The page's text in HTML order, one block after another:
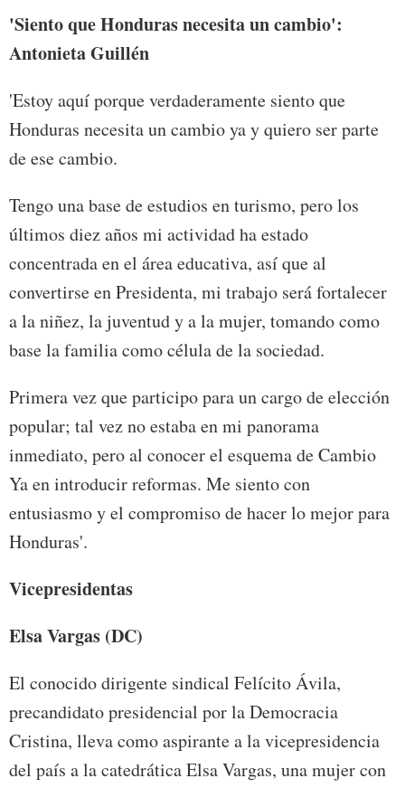
'Siento que Honduras necesita un cambio':
Antonieta Guillén
'Estoy aquí porque verdaderamente siento que
Honduras necesita un cambio ya y quiero ser parte
de ese cambio.
Tengo una base de estudios en turismo, pero los
últimos diez años mi actividad ha estado
concentrada en el área educativa, así que al
convertirse en Presidenta, mi trabajo será fortalecer
a la niñez, la juventud y a la mujer, tomando como
base la familia como célula de la sociedad.
Primera vez que participo para un cargo de elección
popular; tal vez no estaba en mi panorama
inmediato, pero al conocer el esquema de Cambio
Ya en introducir reformas. Me siento con
entusiasmo y el compromiso de hacer lo mejor para
Honduras'.
Vicepresidentas
Elsa Vargas (DC)
El conocido dirigente sindical Felícito Ávila,
precandidato presidencial por la Democracia
Cristina, lleva como aspirante a la vicepresidencia
del país a la catedrática Elsa Vargas, una mujer con